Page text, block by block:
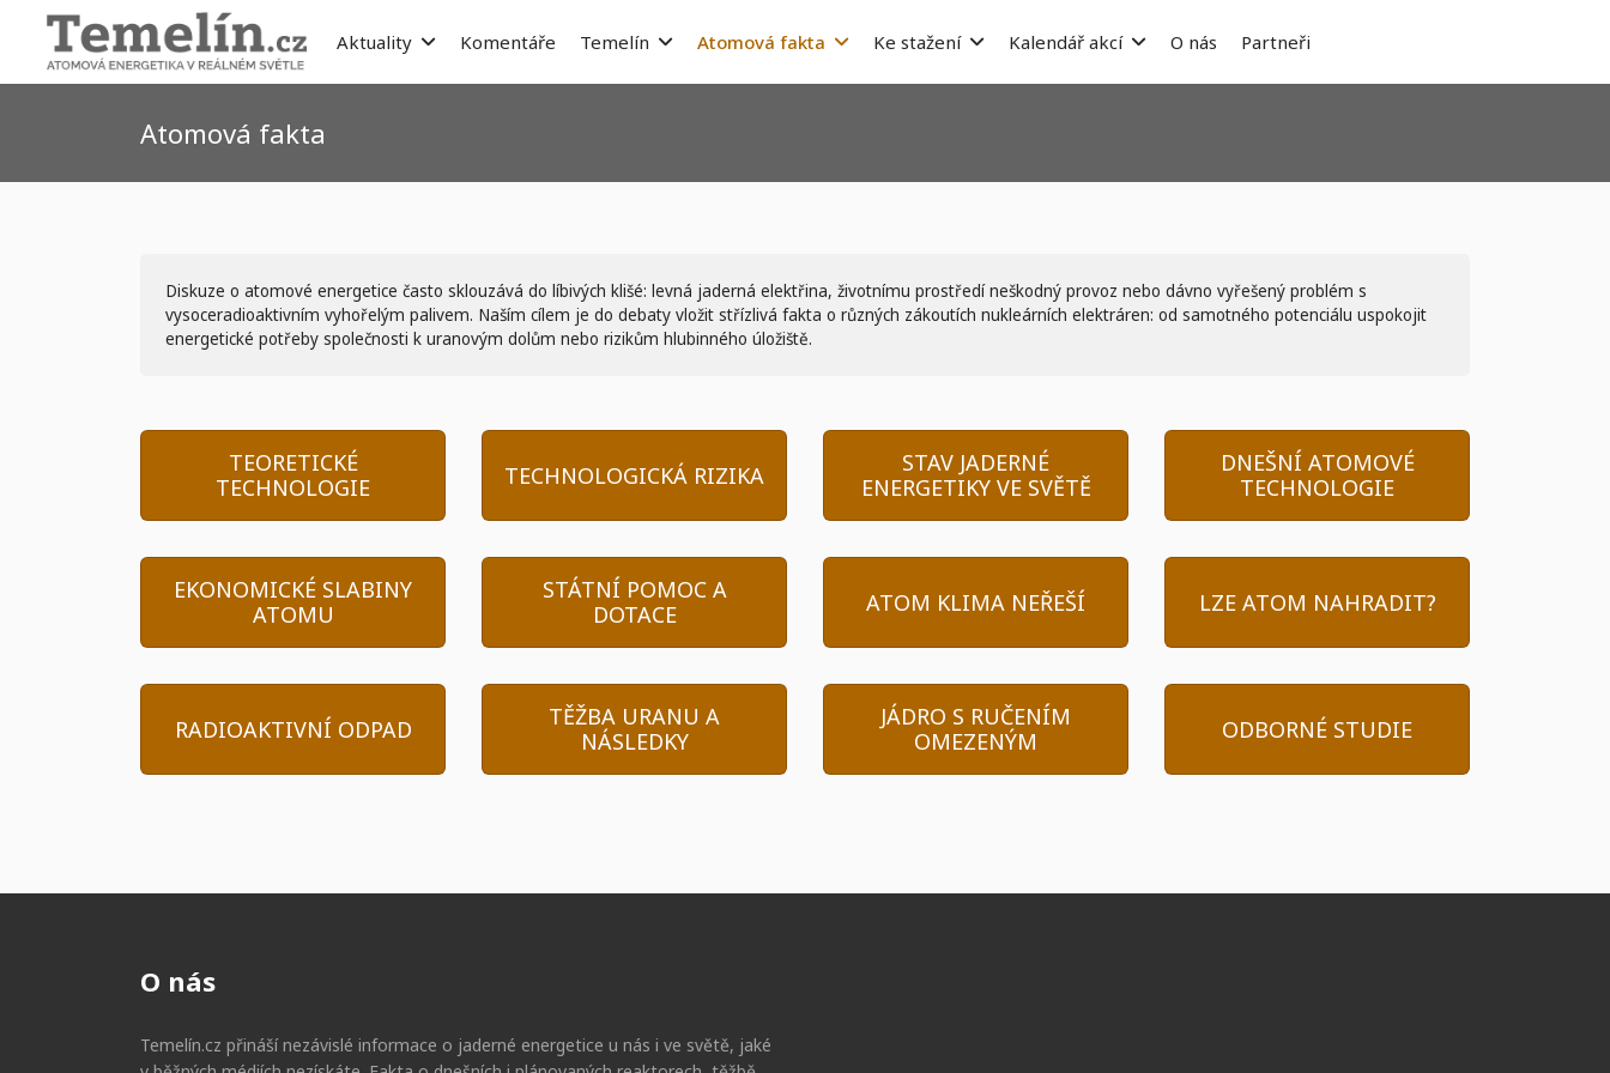
Aktuality Komentáře Temelín Atomová fakta Ke stažení Kalendář akcí O nás Partneři
Atomová fakta
Diskuze o atomové energetice často sklouzává do líbivých klišé: levná jaderná elektřina, životnímu prostředí neškodný provoz nebo dávno vyřešený problém s
vysoceradioaktivním vyhořelým palivem. Naším cílem je do debaty vložit střízlivá fakta o různých zákoutích nukleárních elektráren: od samotného potenciálu uspokojit
energetické potřeby společnosti k uranovým dolům nebo rizikům hlubinného úložiště.
TEORETICKÉ
TECHNOLOGIE
TECHNOLOGICKÁ RIZIKA
STAV JADERNÉ
ENERGETIKY VE SVĚTĚ
DNEŠNÍ ATOMOVÉ
TECHNOLOGIE
EKONOMICKÉ SLABINY
ATOMU
STÁTNÍ POMOC A
DOTACE
ATOM KLIMA NEŘEŠÍ LZE ATOM NAHRADIT?
RADIOAKTIVNÍ ODPAD
TĚŽBA URANU A
NÁSLEDKY
JÁDRO S RUČENÍM
OMEZENÝM
ODBORNÉ STUDIE
O nás
Temelín.cz přináší nezávislé informace o jaderné energetice u nás i ve světě, jaké